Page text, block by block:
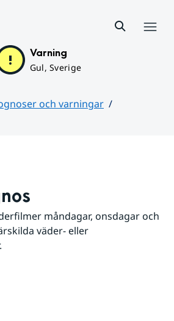
Varning
Gul, Sverige
och varningar
måndagar, onsdagar och
väder- eller